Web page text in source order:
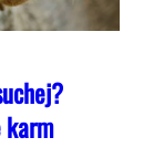
karm